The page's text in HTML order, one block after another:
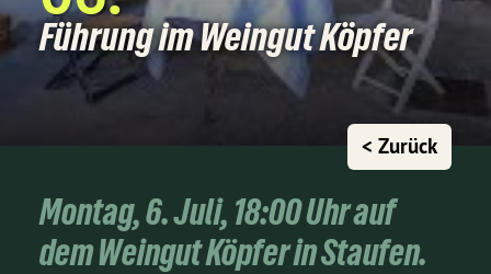
Führung im Weingut Köpfer
< Zurück
Montag, 6. Juli, 18:00 Uhr auf
dem Weingut Köpfer in Staufen.